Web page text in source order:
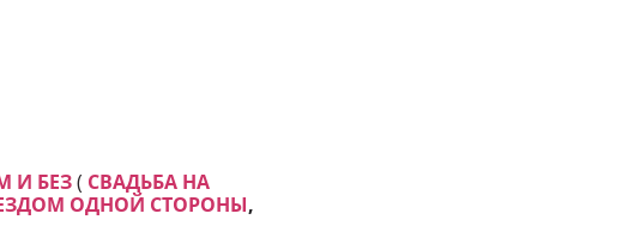
И БЕЗ( СВАДЬБА НА
ОДНОЙ СТОРОНЫ,